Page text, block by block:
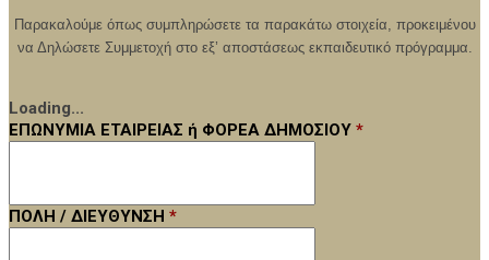
Παρακαλούμε όπως συμπληρώσετε τα παρακάτω στοιχεία, προκειμένου
να Δηλώσετε Συμμετοχή στο εξ’ αποστάσεως εκπαιδευτικό πρόγραμμα.
Loading...
ΕΠΩΝΥΜΙΑ ΕΤΑΙΡΕΙΑΣ ή ΦΟΡΕΑ ΔΗΜΟΣΙΟΥ *
ΠΟΛΗ / ΔΙΕΥΘΥΝΣΗ *